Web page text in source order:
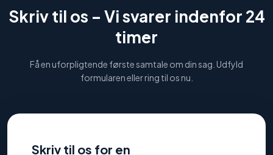
Skriv til os – Vi svarer indenfor 24
timer
Få en uforpligtende første samtale om din sag. Udfyld
formularen eller ring til os nu.
Skriv til os for en